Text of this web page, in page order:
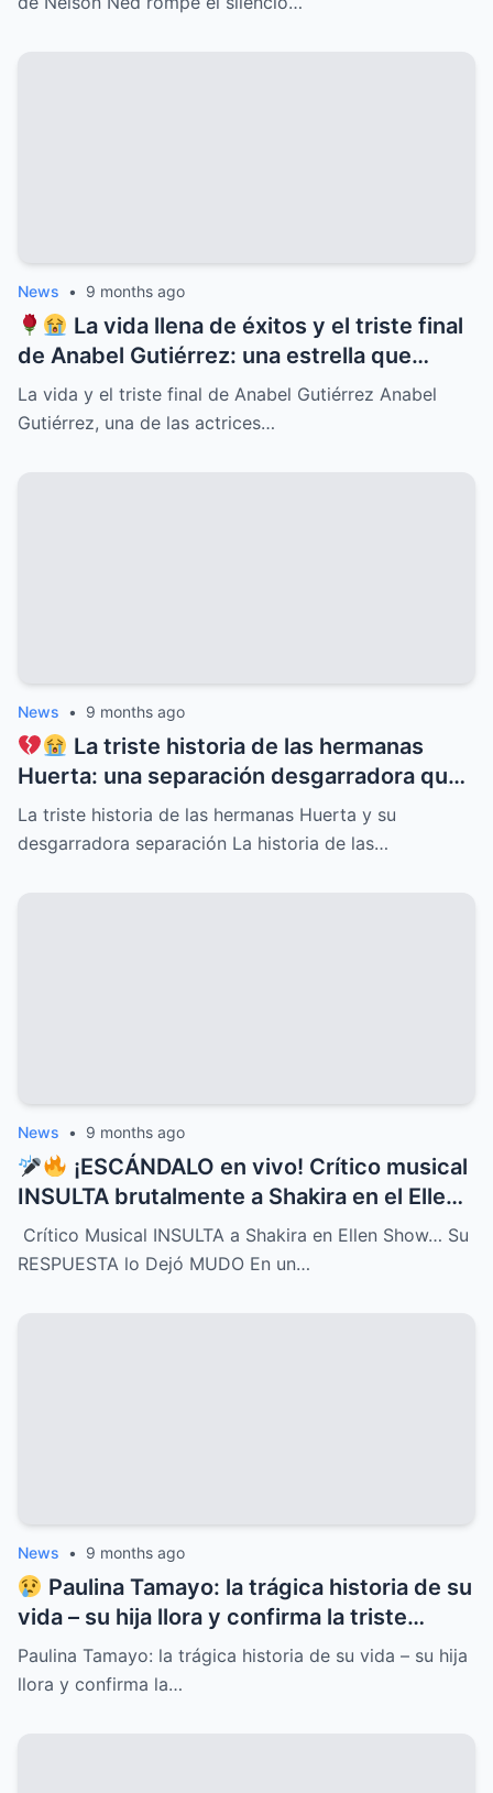
News • 9 months ago
La vida llena de éxitos y el triste final
de Anabel Gutiérrez: una estrella que
iluminó el cine y la televisión mexicana
pero cuyo destino estuvo marcado por el
La vida y el triste final de Anabel Gutiérrez Anabel
Gutiérrez, una de las actrices…
News • 9 months ago
La triste historia de las hermanas
Huerta: una separación desgarradora que
nadie vio venir, conflictos familiares
ocultos, secretos dolorosos y un drama
La triste historia de las hermanas Huerta y su
desgarradora separación La historia de las…
News • 9 months ago
¡ESCÁNDALO en vivo! Crítico musical
INSULTA brutalmente a Shakira en el Ellen
Show, pero la respuesta de la cantante fue
tan contundente y brillante que dejó al
Crítico Musical INSULTA a Shakira en Ellen Show… Su
RESPUESTA lo Dejó MUDO En un…
News • 9 months ago
Paulina Tamayo: la trágica historia de su
vida – su hija llora y confirma la triste
noticia
Paulina Tamayo: la trágica historia de su vida – su hija
llora y confirma la…